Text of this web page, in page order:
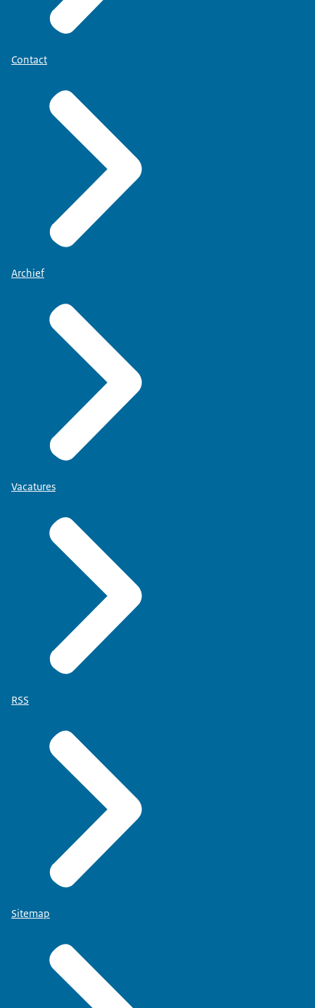
Contact
Archief
Vacatures
RSS
Sitemap